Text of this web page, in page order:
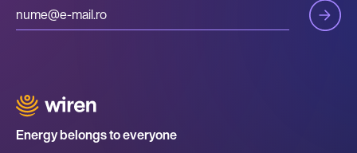
Energy belongs to everyone